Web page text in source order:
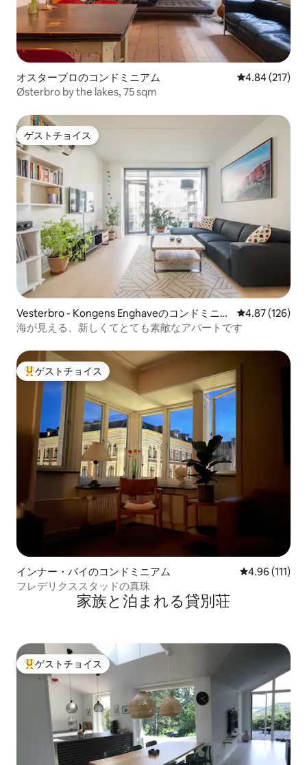
オスターブロのコンドミニアム レビュー217
4.84 (217)
Østerbro by the lakes, 75 sqm
ゲストチョイス
ゲストチョイス
Vesterbro - Kongens Enghaveのコンドミニア
ム
レビュー126
4.87 (126)
海が見える、新しくてとても素敵なアパートです
大好評のゲストチョイスです。
ゲストチョイス
インナー・バイのコンドミニアム レビュー111
4.96 (111)
フレデリクススタッドの真珠
家族と泊まれる貸別荘
大好評のゲストチョイスです。
ゲストチョイス